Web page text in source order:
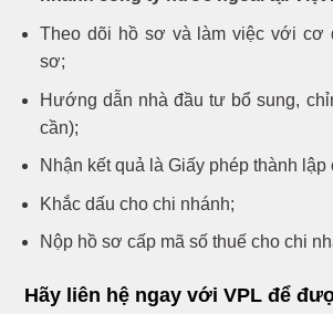
Theo dõi hồ sơ và làm việc với cơ
sơ;
Hướng dẫn nhà đầu tư bổ sung,
cần);
Nhận kết quả là Giấy phép thành lập
Khắc dấu cho chi nhánh;
Nộp hồ sơ cấp mã số thuế cho chi
Hãy liên hệ ngay với VPL để